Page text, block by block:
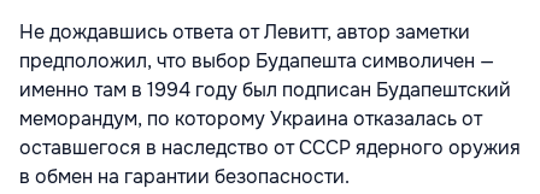
Не дождавшись ответа от Левитт, автор заметки
предположил, что выбор Будапешта символичен —
именно там в 1994 году был подписан Будапештский
меморандум, по которому Украина отказалась от
оставшегося в наследство от СССР ядерного оружия
в обмен на гарантии безопасности.